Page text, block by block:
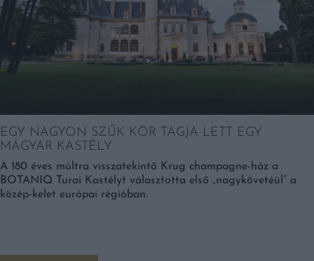
EGY NAGYON SZŰK KÖR TAGJA LETT EGY
MAGYAR KASTÉLY
A 180 éves múltra visszatekintő Krug champagne-ház a
BOTANIQ Turai Kastélyt választotta első „nagykövetéül” a
közép-kelet európai régióban.